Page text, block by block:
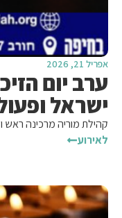
אפריל 21, 2026
ערב יום
ישראל
קהילת מוריה מרכינה ראש
לאירוע